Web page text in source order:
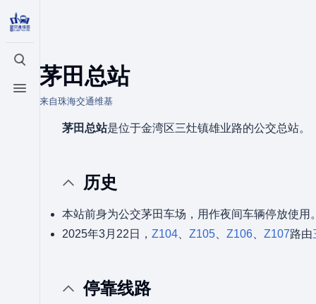
打开/关闭搜索
打开/关闭菜单
茅田总站
来自珠海交通维基
茅田总站是位于金湾区三灶镇雄业路的公交总站。
历史
本站前身为公交茅田车场，用作夜间车辆停放使用
2025年3月22日， Z104 Z105 Z106 Z107路由
停靠线路